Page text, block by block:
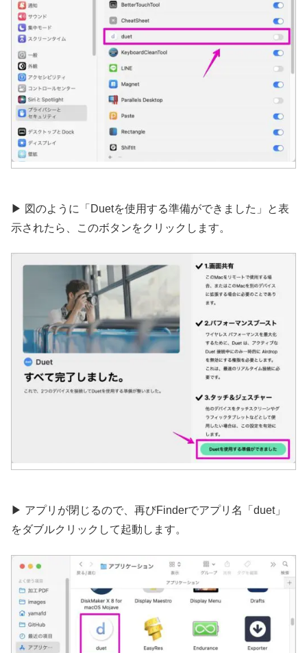
▶︎ 図のように「Duetを使用する準備ができました」と表
示されたら、このボタンをクリックします。
▶︎ アプリが閉じるので、再びFinderでアプリ名「duet」
をダブルクリックして起動します。